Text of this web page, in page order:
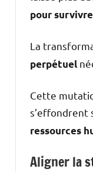
pour survivre
La
perpétuel
Cette
s’effondrent
ressources
Aligner la